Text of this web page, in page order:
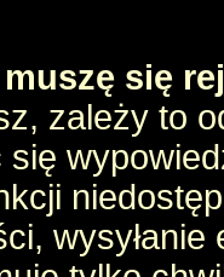
się
zależy to